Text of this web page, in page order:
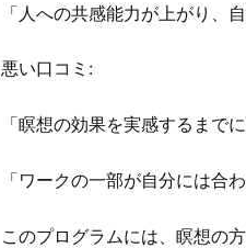
「人への共感能力が上がり、
悪い口コミ:
「瞑想の効果を実感するまで
「ワークの一部が自分には合
このプログラムには、瞑想の